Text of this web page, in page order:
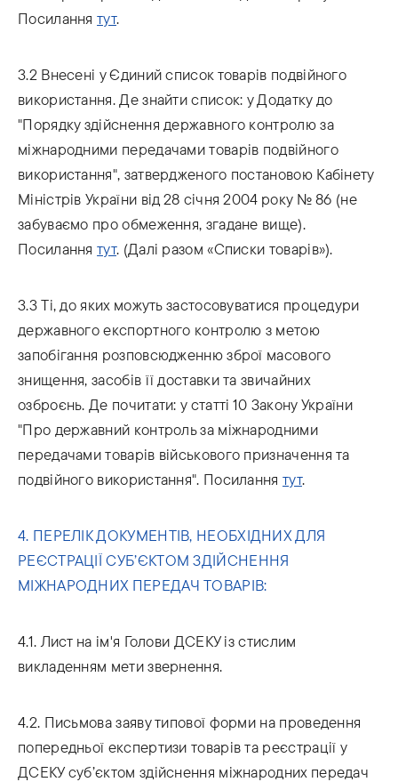
Посиланнятут.
3.2 Внесені у Єдиний список товарів подвійного
використання. Де знайти список: у Додатку до
"Порядку здійснення державного контролю за
міжнародними передачами товарів подвійного
використання", затвердженого постановою Кабінету
Міністрів України від 28 січня 2004 року № 86 (не
забуваємо про обмеження, згадане вище).
Посиланнятут. (Далі разом «Списки товарів»).
3.3 Ті, до яких можуть застосовуватися процедури
державного експортного контролю з метою
запобігання розповсюдженню зброї масового
знищення, засобів її доставки та звичайних
озброєнь. Де почитати: у статті 10 Закону України
"Про державний контроль за міжнародними
передачами товарів військового призначення та
подвійного використання". Посиланнятут.
4. ПЕРЕЛІК ДОКУМЕНТІВ, НЕОБХІДНИХ ДЛЯ
РЕЄСТРАЦІЇ СУБ’ЄКТОМ ЗДІЙСНЕННЯ
МІЖНАРОДНИХ ПЕРЕДАЧ ТОВАРІВ:
4.1. Лист на ім'я Голови ДСЕКУ із стислим
викладенням мети звернення.
4.2. Письмова заяву типової форми на проведення
попередньої експертизи товарів та реєстрації у
ДСЕКУ суб’єктом здійснення міжнародних передач